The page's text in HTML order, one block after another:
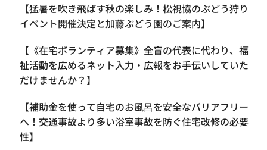
【​猛暑を吹き飛ばす秋の楽しみ！松視協のぶどう狩り
イベント開催決定と加藤ぶどう園のご案内】
【《在宅ボランティア募集》全盲の代表に代わり、福
祉活動を広めるネット入力・広報をお手伝いしていた
だけませんか？】
【補助金を使って自宅のお風呂を安全なバリアフリー
へ！交通事故より多い浴室事故を防ぐ住宅改修の必要
性】